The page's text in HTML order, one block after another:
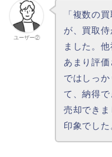
ユーザー②
「複数の
が、買取
ました。
あまり評
ではしっ
て、納得
売却でき
印象でした